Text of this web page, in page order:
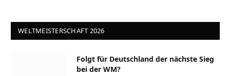
WELTMEISTERSCHAFT 2026
Folgt für Deutschland der nächste Sieg
bei der WM?